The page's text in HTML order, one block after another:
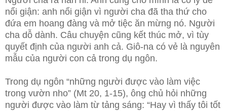
nổi giận: anh nổi giận vì người cha đã tha thứ cho
đứa em hoang đàng và mở tiệc ăn mừng nó. Người
cha dỗ dành. Câu chuyện cũng kết thúc mở, vì tùy
quyết định của người anh cả. Giô-na có vẻ là nguyên
mẫu của người con cả trong dụ ngôn.
Trong dụ ngôn “những người được vào làm việc
trong vườn nho” (Mt 20, 1-15), ông chủ hỏi những
người được vào làm từ tảng sáng: “Hay vì thấy tôi tốt